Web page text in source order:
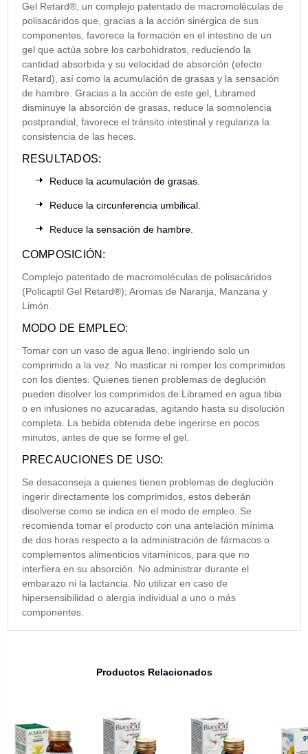
Gel Retard®, un complejo patentado de macromoléculas de
polisacáridos que, gracias a la acción sinérgica de sus
componentes, favorece la formación en el intestino de un
gel que actúa sobre los carbohidratos, reduciendo la
cantidad absorbida y su velocidad de absorción (efecto
Retard), así como la acumulación de grasas y la sensación
de hambre. Gracias a la acción de este gel, Libramed
disminuye la absorción de grasas, reduce la somnolencia
postprandial, favorece el tránsito intestinal y regulariza la
consistencia de las heces.
RESULTADOS:
Reduce la acumulación de grasas.
Reduce la circunferencia umbilical.
Reduce la sensación de hambre.
COMPOSICIÓN:
Complejo patentado de macromoléculas de polisacáridos
(Policaptil Gel Retard®); Aromas de Naranja, Manzana y
Limón.
MODO DE EMPLEO:
Tomar con un vaso de agua lleno, ingiriendo solo un
comprimido a la vez. No masticar ni romper los comprimidos
con los dientes. Quienes tienen problemas de deglución
pueden disolver los comprimidos de Libramed en agua tibia
o en infusiones no azucaradas, agitando hasta su disolución
completa. La bebida obtenida debe ingerirse en pocos
minutos, antes de que se forme el gel.
PRECAUCIONES DE USO:
Se desaconseja a quienes tienen problemas de deglución
ingerir directamente los comprimidos, estos deberán
disolverse como se indica en el modo de empleo. Se
recomienda tomar el producto con una antelación mínima
de dos horas respecto a la administración de fármacos o
complementos alimenticios vitamínicos, para que no
interfiera en su absorción. No administrar durante el
embarazo ni la lactancia. No utilizar en caso de
hipersensibilidad o alergia individual a uno o más
componentes.
Productos Relacionados